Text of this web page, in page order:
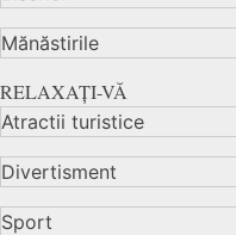
Mănăstirile
RELAXAȚI-VĂ
Atractii turistice
Divertisment
Sport